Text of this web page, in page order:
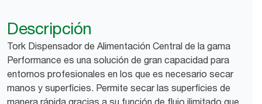
Descripción
Tork Dispensador de Alimentación Central de la gama
Performance es una solución de gran capacidad para
entornos profesionales en los que es necesario secar
manos y superficies. Permite secar las superficies de
manera rápida gracias a su función de flujo ilimitado que